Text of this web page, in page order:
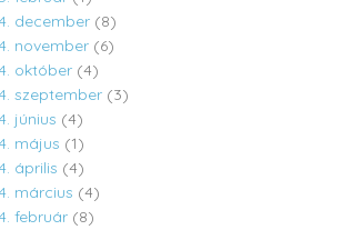
december(8)
november(6)
október(4)
szeptember(3)
június (4)
május (1)
április (4)
március (4)
február(8)